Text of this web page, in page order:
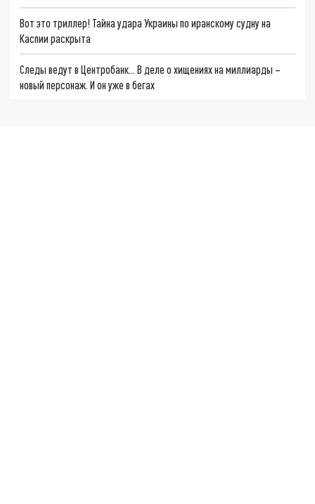
Вот это триллер! Тайна удара Украины по иранскому судну на
Каспии раскрыта
Следы ведут в Центробанк… В деле о хищениях на миллиарды –
новый персонаж. И он уже в бегах